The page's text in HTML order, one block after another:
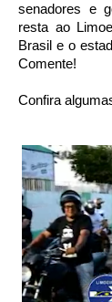
senadores e
resta ao
Brasil e o
Comente!
Confira